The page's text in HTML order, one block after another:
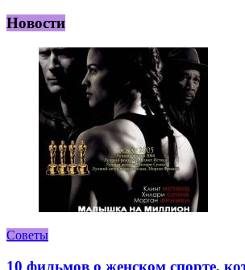
Новости
Советы
10 фильмов о женском спорте,